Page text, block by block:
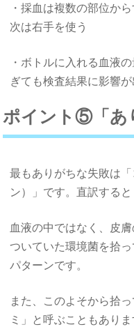
・採血は複数の部位か
次は右手を使う
・ボトルに入れる血液
ぎても検査結果に影響
ポイント⑤「あ
最もありがちな失敗は
ン）」です。直訳すると
血液の中ではなく、皮
ついていた環境菌を拾
パターンです。
また、このよそから拾
ミ」と呼ぶこともありま